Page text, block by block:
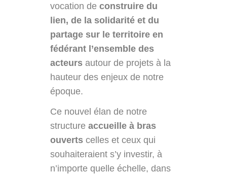
vocation de construire du
lien, de la solidarité et du
partage sur le territoire en
fédérant l’ensemble des
acteurs autour de projets à la
hauteur des enjeux de notre
époque.
Ce nouvel élan de notre
structure accueille à bras
ouverts celles et ceux qui
souhaiteraient s’y investir, à
n’importe quelle échelle, dans